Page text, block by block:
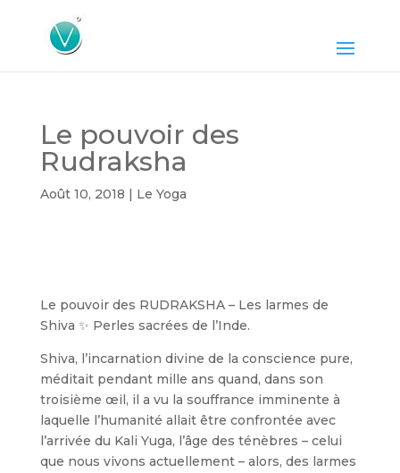
Le pouvoir des
Rudraksha
Août 10, 2018 | Le Yoga
Le pouvoir des RUDRAKSHA – Les larmes de
Shiva ✨ Perles sacrées de l’Inde.
Shiva, l’incarnation divine de la conscience pure,
méditait pendant mille ans quand, dans son
troisième œil, il a vu la souffrance imminente à
laquelle l’humanité allait être confrontée avec
l’arrivée du Kali Yuga, l’âge des ténèbres – celui
que nous vivons actuellement – alors, des larmes